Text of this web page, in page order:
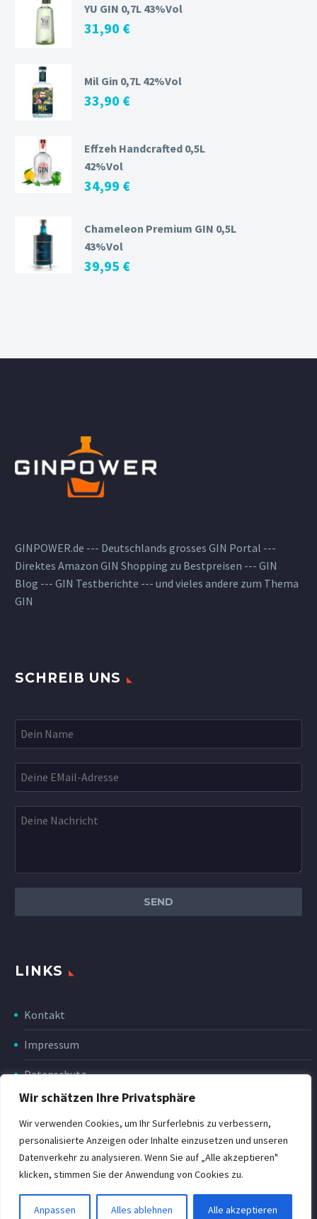
Wir schätzen Ihre Privatsphäre
Wir verwenden Cookies, um Ihr Surferlebnis zu verbessern,
personalisierte Anzeigen oder Inhalte einzusetzen und unseren
Datenverkehr zu analysieren. Wenn Sie auf „Alle akzeptieren"
klicken, stimmen Sie der Anwendung von Cookies zu.
Anpassen Alles ablehnen Alle akzeptieren
YU GIN 0,7L 43%Vol
31,90 €
Mil Gin 0,7L 42%Vol
33,90 €
Effzeh Handcrafted 0,5L
42%Vol
34,99 €
Chameleon Premium GIN 0,5L
43%Vol
39,95 €
GINPOWER.de --- Deutschlands grosses GIN Portal ---
Direktes Amazon GIN Shopping zu Bestpreisen --- GIN
Blog --- GIN Testberichte --- und vieles andere zum Thema
GIN
SCHREIB UNS
LINKS
Kontakt
Impressum
Datenschutz
Disclaimer
Rückgabe & Erstattung
POWER Shop v3